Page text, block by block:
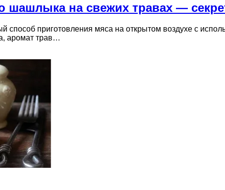
шашлыка на свежих травах —
приготовления мяса на открытом воздухе с
аромат трав…